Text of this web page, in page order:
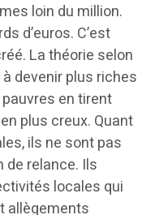
loin du million.
d’euros. C’est
La théorie selon
devenir plus riches
en tirent
plus creux. Quant
ils ne sont pas
de relance. Ils
locales qui
allègements